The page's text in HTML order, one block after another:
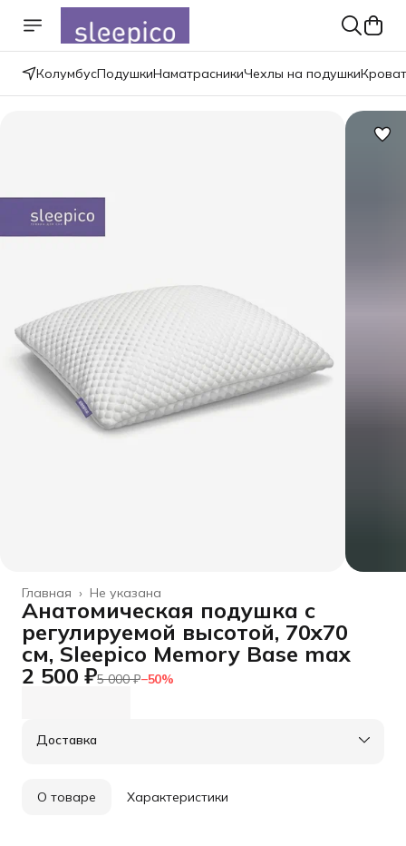
КолумбусПодушкиНаматрасникиЧехлы на подушки
Не указана
Главная ›
Анатомическая подушка с
регулируемой высотой, 70x70
см, Sleepico Memory Base max
2 500 ₽5 000 ₽−50%
Доставка
О товаре Характеристики